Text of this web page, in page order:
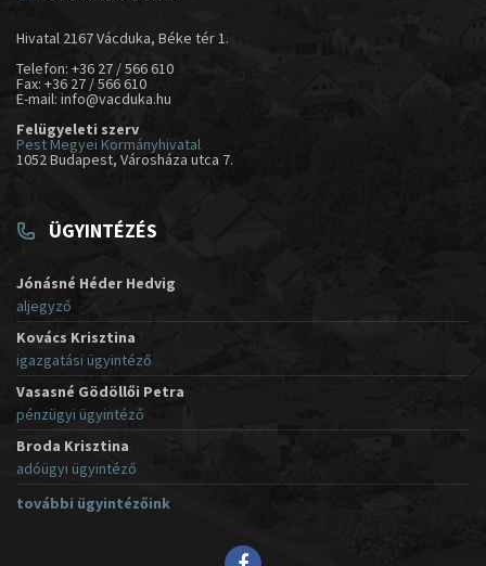
Hivatal 2167 Vácduka, Béke tér 1.
Telefon: +36 27 / 566 610
Fax: +36 27 / 566 610
E-mail: info@vacduka.hu
Felügyeleti szerv
Pest Megyei Kormányhivatal
1052 Budapest, Városháza utca 7.
ÜGYINTÉZÉS
Jónásné Héder Hedvig
aljegyző
Kovács Krisztina
igazgatási ügyintéző
Vasasné Gödöllői Petra
pénzügyi ügyintéző
Broda Krisztina
adóügyi ügyintéző
további ügyintézőink